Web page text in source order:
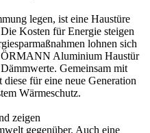
legen, ist eine Haustüre
Kosten für Energie steigen
lohnen sich
Aluminium Haustür
Gemeinsam mit
für eine neue Generation
Wärmeschutz.
zeigen
gegenüber. Auch eine